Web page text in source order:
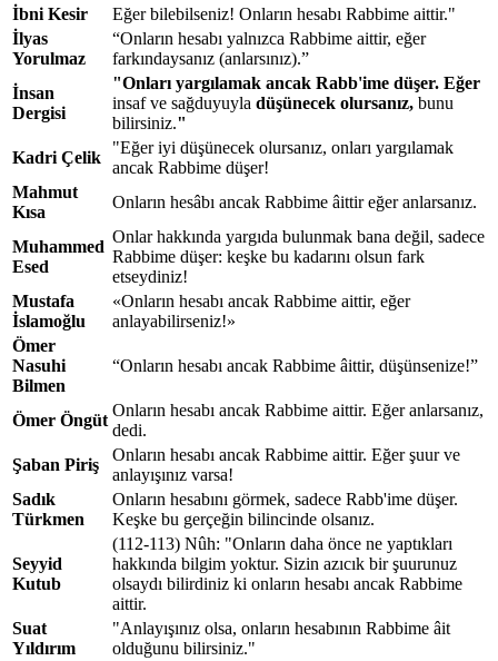
İbni Kesir
Eğer bilebilseniz! Onların hesabı Rabbime aittir."
İlyas
Yorulmaz
“Onların hesabı yalnızca Rabbime aittir, eğer
farkındaysanız (anlarsınız).”
İnsan
Dergisi
"Onları yargılamak ancak Rabb'ime düşer. Eğer
insaf ve sağduyuyla düşünecek olursanız, bunu
bilirsiniz."
Kadri Çelik
"Eğer iyi düşünecek olursanız, onları yargılamak
ancak Rabbime düşer!
Mahmut
Kısa
Onların hesâbı ancak Rabbime âittir eğer anlarsanız.
Muhammed
Esed
Onlar hakkında yargıda bulunmak bana değil, sadece
Rabbime düşer: keşke bu kadarını olsun fark
etseydiniz!
Mustafa
İslamoğlu
«Onların hesabı ancak Rabbime aittir, eğer
anlayabilirseniz!»
Ömer
Nasuhi
Bilmen
“Onların hesabı ancak Rabbime âittir, düşünsenize!”
Ömer Öngüt
Onların hesabı ancak Rabbime aittir. Eğer anlarsanız,
dedi.
Şaban Piriş
Onların hesabı ancak Rabbime aittir. Eğer şuur ve
anlayışınız varsa!
Sadık
Türkmen
Onların hesabını görmek, sadece Rabb'ime düşer.
Keşke bu gerçeğin bilincinde olsanız.
Seyyid
Kutub
(112-113) Nûh: "Onların daha önce ne yaptıkları
hakkında bilgim yoktur. Sizin azıcık bir şuurunuz
olsaydı bilirdiniz ki onların hesabı ancak Rabbime
aittir.
Suat
Yıldırım
"Anlayışınız olsa, onların hesabının Rabbime âit
olduğunu bilirsiniz."